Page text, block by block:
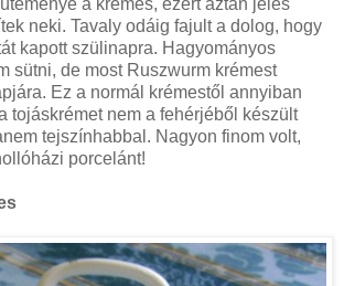
a krémes, ezért aztán jeles
neki. Tavaly odáig fajult a dolog, hogy
kapott szülinapra. Hagyományos
sütni, de most Ruszwurm krémest
Ez a normál krémestől annyiban
tojáskrémet nem a fehérjéből készült
tejszínhabbal. Nagyon finom volt,
porcelánt!